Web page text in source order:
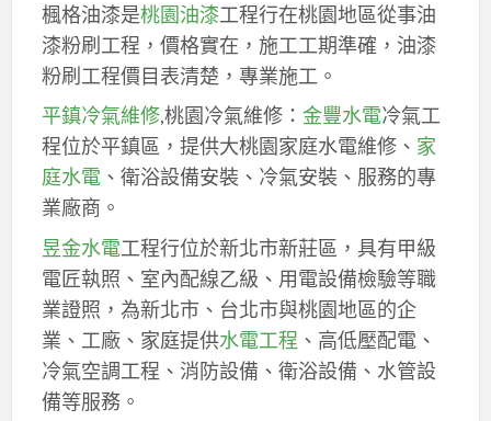
楓格油漆是桃園油漆工程行在桃園地區從事油
漆粉刷工程，價格實在，施工工期準確，油漆
粉刷工程價目表清楚，專業施工。
平鎮冷氣維修,桃園冷氣維修： 金豐水電冷氣工
程位於平鎮區，提供大桃園家庭水電維修、 家
庭水電、衛浴設備安裝、冷氣安裝、服務的專
業廠商。
昱金水電工程行位於新北市新莊區，具有甲級
電匠執照、室內配線乙級、用電設備檢驗等職
業證照，為新北市、台北市與桃園地區的企
業、工廠、家庭提供水電工程 、高低壓配電、
冷氣空調工程、消防設備、衛浴設備、水管設
備等服務。